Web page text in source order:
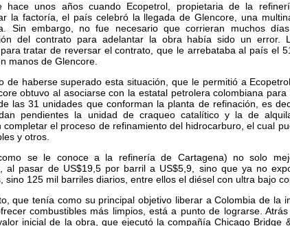
hace unos años cuando Ecopetrol, propietaria de la
la factoría, el país celebró la llegada de Glencore, una
Sin embargo, no fue necesario que corrieran muchos
del contrato para adelantar la obra había sido un error.
tratar de reversar el contrato, que le arrebataba al país el
manos de Glencore.
de haberse superado esta situación, que le permitió a
obtuvo al asociarse con la estatal petrolera colombiana
las 31 unidades que conforman la planta de refinación, es
pendientes la unidad de craqueo catalítico y la de
completar el proceso de refinamiento del hidrocarburo, el cual
y otros.
se le conoce a la refinería de Cartagena) no solo
al pasar de US$19,5 por barril a US$5,9, sino que ya no
sino 125 mil barriles diarios, entre ellos el diésel con ultra bajo
que tenía como su principal objetivo liberar a Colombia de la
combustibles más limpios, está a punto de lograrse.
inicial de la obra, que ejecutó la compañía Chicago Bridge